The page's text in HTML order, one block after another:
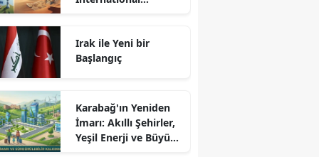
Irak ile Yeni bir
Başlangıç
Karabağ'ın Yeniden
İmarı: Akıllı Şehirler,
Yeşil Enerji ve Büyük